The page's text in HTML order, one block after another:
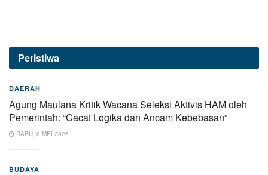
Peristiwa
DAERAH
Agung Maulana Kritik Wacana Seleksi Aktivis HAM oleh
Pemerintah: “Cacat Logika dan Ancam Kebebasan”
RABU, 6 MEI 2026
BUDAYA